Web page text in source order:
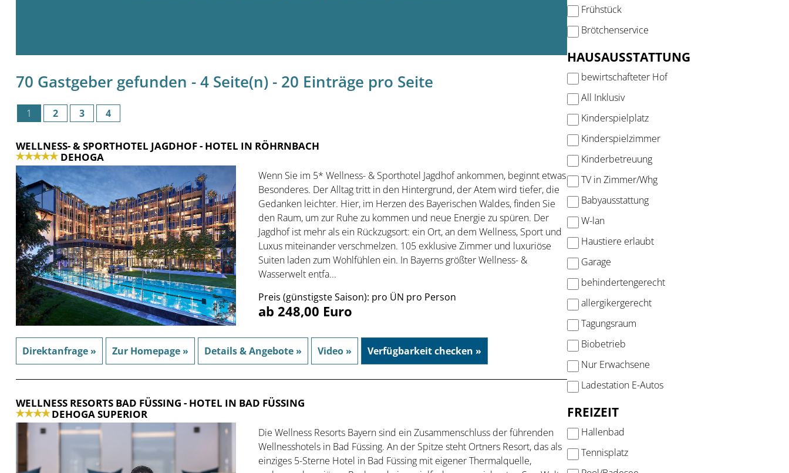
70 Gastgeber gefunden - 4 Seite(n) - 20 Einträge pro Seite
1 2 3 4
WELLNESS- & SPORTHOTEL JAGDHOF- HOTEL IN RÖHRNBACH
DEHOGA
Wenn Sie im 5* Wellness- & Sporthotel Jagdhof ankommen, beginnt etwas
Besonderes. Der Alltag tritt in den Hintergrund, der Atem wird tiefer, die
Gedanken leichter. Hier, im Herzen des Bayerischen Waldes, finden Sie
den Raum, um zur Ruhe zu kommen und neue Energie zu spüren. Der
Jagdhof ist mehr als ein Rückzugsort: ein Ort, an dem Wellness, Sport und
Luxus miteinander verschmelzen. 105 exklusive Zimmer und luxuriöse
Suiten laden zum Wohlfühlen ein. In Bayerns größter Wellness- &
Wasserwelt entfa...
Preis (günstigste Saison): pro ÜN pro Person
ab 248,00 Euro
Direktanfrage » Zur Homepage » Details & Angebote » Video » Verfügbarkeit checken »
WELLNESS RESORTS BAD FÜSSING - HOTEL IN BAD FÜSSING
DEHOGA SUPERIOR
Die Wellness Resorts Bayern sind ein Zusammenschluss der führenden
Wellnesshotels in Bad Füssing. An der Spitze steht Ortners Resort, das als
einziges 5-Sterne Hotel in Bad Füssing mit eigener Thermalquelle,
Frühstück
Brötchenservice
HAUSAUSSTATTUNG
bewirtschafteter Hof
All Inklusiv
Kinderspielplatz
Kinderspielzimmer
Kinderbetreuung
TV in Zimmer/Whg
Babyausstattung
W-lan
Haustiere erlaubt
Garage
behindertengerecht
allergikergerecht
Tagungsraum
Biobetrieb
Nur Erwachsene
Ladestation E-Autos
FREIZEIT
Hallenbad
Tennisplatz